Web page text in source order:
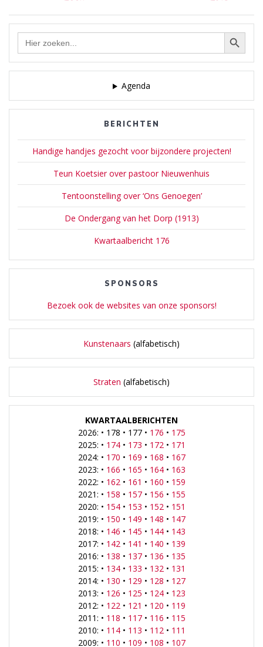
Zoek Zoekknop
Agenda
BERICHTEN
Handige handjes gezocht voor bijzondere projecten!
Teun Koetsier over pastoor Nieuwenhuis
Tentoonstelling over ‘Ons Genoegen’
De Ondergang van het Dorp (1913)
Kwartaalbericht 176
SPONSORS
Bezoek ook de websites van onze sponsors!
Kunstenaars (alfabetisch)
Straten (alfabetisch)
KWARTAALBERICHTEN
2026: • 178 • 177 • 176 • 175
2025: • 174• 173 • 172• 171
2024: • 170 • 169 • 168 • 167
2023: • 166 • 165 • 164• 163
2022: • 162• 161 • 160 • 159
2021: • 158 • 157• 156 • 155
2020: • 154• 153 • 152• 151
2019: • 150 • 149 • 148 • 147
2018: • 146 • 145 • 144• 143
2017: • 142• 141 • 140 • 139
2016: • 138 • 137• 136 • 135
2015: • 134• 133 • 132• 131
2014: • 130 • 129 • 128 • 127
2013: • 126 • 125 • 124• 123
2012: • 122• 121 • 120 • 119
2011: • 118 • 117• 116 • 115
2010: • 114• 113 • 112• 111
2009: • 110 • 109 • 108 • 107